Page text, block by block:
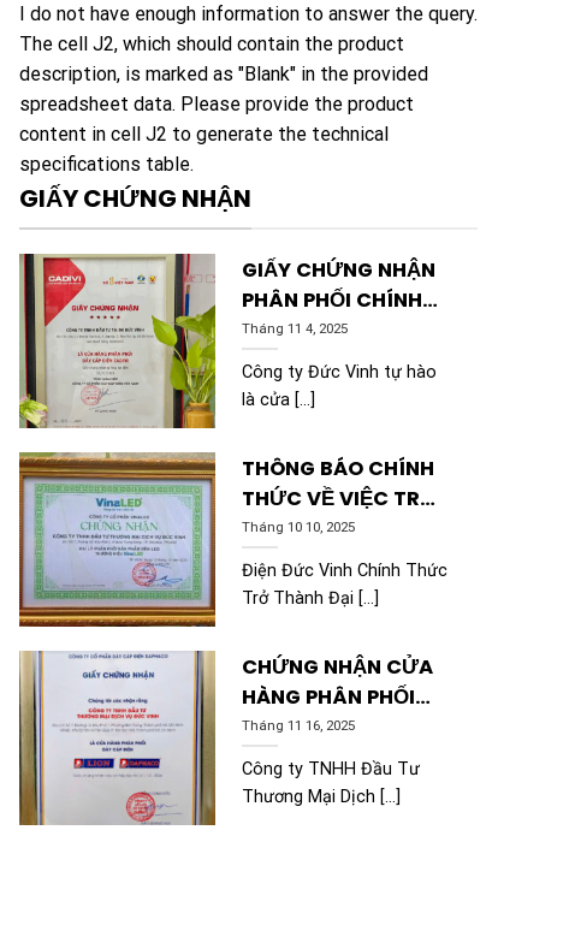
I do not have enough information to answer the query.
The cell J2, which should contain the product
description, is marked as "Blank" in the provided
spreadsheet data. Please provide the product
content in cell J2 to generate the technical
specifications table.
GIẤY CHỨNG NHẬN
GIẤY CHỨNG NHẬN
PHÂN PHỐI CHÍNH
THỨC DÂY CÁP ĐIỆN
CADIVI
Tháng 11 4, 2025
Công ty Đức Vinh tự hào
là cửa [...]
THÔNG BÁO CHÍNH
THỨC VỀ VIỆC TRỞ
THÀNH ĐẠI LÝ PHÂN
PHỐI CỦA VINALED
Tháng 10 10, 2025
Điện Đức Vinh Chính Thức
Trở Thành Đại [...]
CHỨNG NHẬN CỬA
HÀNG PHÂN PHỐI
DÂY CÁP ĐIỆN
DAPHACO CHÍNH
HÃNG
Tháng 11 16, 2025
Công ty TNHH Đầu Tư
Thương Mại Dịch [...]